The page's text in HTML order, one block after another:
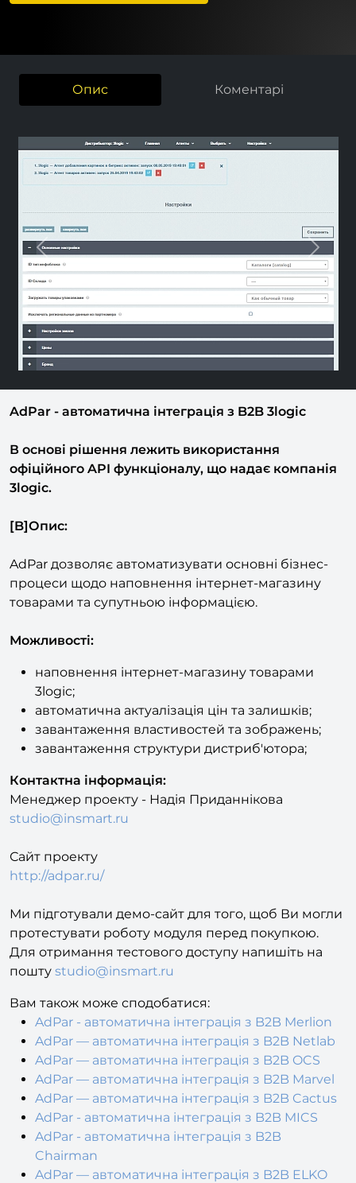
Опис Коментарі
Previous Next
AdPar - автоматична інтеграція з B2B 3logic
В основі рішення лежить використання
офіційного API функціоналу, що надає компанія
3logic.
[B]Опис:
AdPar дозволяє автоматизувати основні бізнес-
процеси щодо наповнення інтернет-магазину
товарами та супутньою інформацією.
Можливості:
наповнення інтернет-магазину товарами
3logic;
автоматична актуалізація цін та залишків;
завантаження властивостей та зображень;
завантаження структури дистриб'ютора;
Контактна інформація:
Менеджер проекту - Надія Приданнікова
studio@insmart.ru
Сайт проекту
http://adpar.ru/
Ми підготували демо-сайт для того, щоб Ви могли
протестувати роботу модуля перед покупкою.
Для отримання тестового доступу напишіть на
пошту studio@insmart.ru
Вам також може сподобатися:
AdPar - автоматична інтеграція з B2B Merlion
AdPar — автоматична інтеграція з B2B Netlab
AdPar — автоматична інтеграція з B2B OCS
AdPar — автоматична інтеграція з B2B Marvel
AdPar — автоматична інтеграція з B2B Cactus
AdPar - автоматична інтеграція з B2B MICS
AdPar - автоматична інтеграція з B2B
Chairman
AdPar — автоматична інтеграція з B2B ELKO